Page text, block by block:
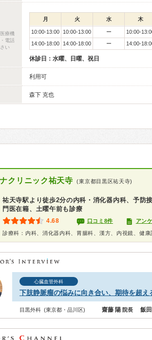
療機
電話
い
月 火 水 木
10:00-13:00 10:00-13:00 ー 10:00-
14:00-18:00
14:00-18:00 ー 14:00-
休診日：水曜、日曜、祝日
利用可
森下 克也
クリニック祐天寺 (東京都目黒区祐天寺)
祐天寺駅より徒歩2分の内科・消化器内科、予防
門医在籍、土曜午前も診療
4.68 口コミ8件 アン
診療科：内科、消化器内科、胃腸科、漢方、内視鏡、健康
心臓血管外科
下肢静脈瘤の悩みに向き合い、期待を超え
目黒外科 (東京都・品川区) 齋藤 陽 院長 飯